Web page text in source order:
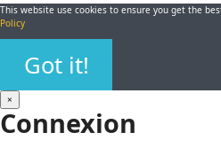
This website use cookies to ensure you get the
Policy
Got it!
×
Connexion